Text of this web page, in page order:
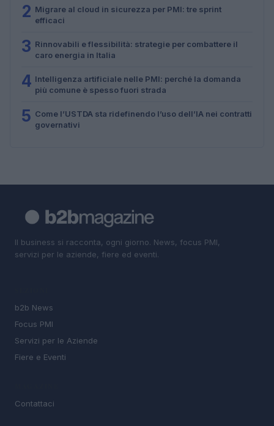
2 Migrare al cloud in sicurezza per PMI: tre sprint
efficaci
3 Rinnovabili e flessibilità: strategie per combattere il
caro energia in Italia
4 Intelligenza artificiale nelle PMI: perché la domanda
più comune è spesso fuori strada
5 Come l’USTDA sta ridefinendo l’uso dell’IA nei contratti
governativi
Il business si racconta, ogni giorno. News, focus PMI,
servizi per le aziende, fiere ed eventi.
b2b News
Focus PMI
Servizi per le Aziende
Fiere e Eventi
Contattaci